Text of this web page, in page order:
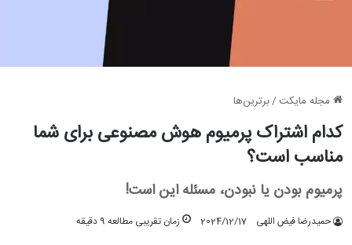
مجله مایکت /برترین‌ها
کدام اشتراک پرمیوم هوش مصنوعی برای شما
مناسب است؟
پرمیوم بودن یا نبودن، مسئله این است!
حمیدرضا فیض اللهی 2024/12/17 زمان تقریبی مطالعه 9 دقیقه